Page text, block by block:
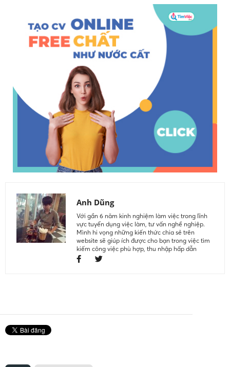
Anh Dũng
Với gần 6 năm kinh nghiệm làm việc trong lĩnh
vực tuyển dụng việc làm, tư vấn nghề nghiệp.
Mình hi vọng những kiến thức chia sẻ trên
website sẽ giúp ích được cho bạn trong việc tìm
kiếm công việc phù hợp, thu nhập hấp dẫn